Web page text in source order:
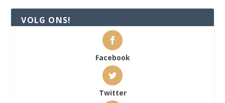
VOLG ONS!
Facebook
Twitter